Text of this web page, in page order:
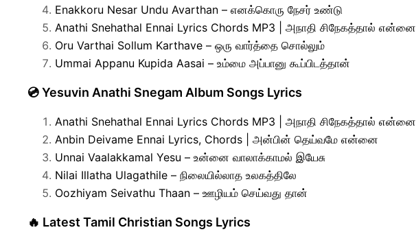
Enakkoru Nesar Undu Avarthan – எனக்கொரு நேசர் உண்டு
Anathi Snehathal Ennai Lyrics Chords MP3 | அநாதி சிநேகத்தால் என்னை
Oru Varthai Sollum Karthave – ஒரு வார்த்தை சொல்லும்
Ummai Appanu Kupida Aasai – உம்மை அப்பானு கூப்பிடத்தான்
💿 Yesuvin Anathi Snegam Album Songs Lyrics
Anathi Snehathal Ennai Lyrics Chords MP3 | அநாதி சிநேகத்தால் என்னை
Anbin Deivame Ennai Lyrics, Chords | அன்பின் தெய்வமே என்னை
Unnai Vaalakkamal Yesu – உன்னை வாலாக்காமல் இயேசு
Nilai Illatha Ulagathile – நிலையில்லாத உலகத்திலே
Oozhiyam Seivathu Thaan – ஊழியம் செய்வது தான்
🔥 Latest Tamil Christian Songs Lyrics